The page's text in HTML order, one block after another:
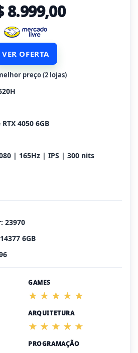
8.999,00
VER OFERTA
preço (2 lojas)
4050 6GB
| 165Hz | IPS | 300 nits
23970
6GB
GAMES
ARQUITETURA
PROGRAMAÇÃO